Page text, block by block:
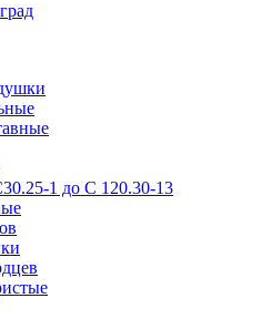
1 до С 120.30-13